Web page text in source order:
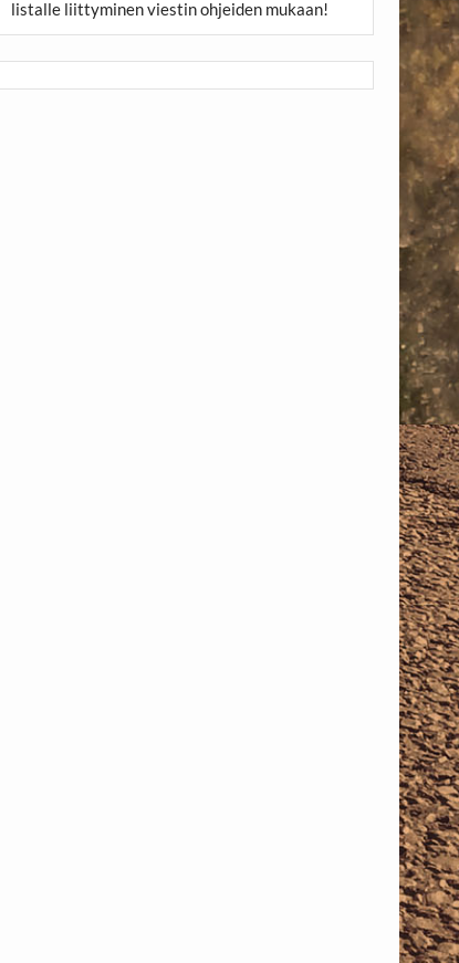
listalle liittyminen viestin ohjeiden mukaan!